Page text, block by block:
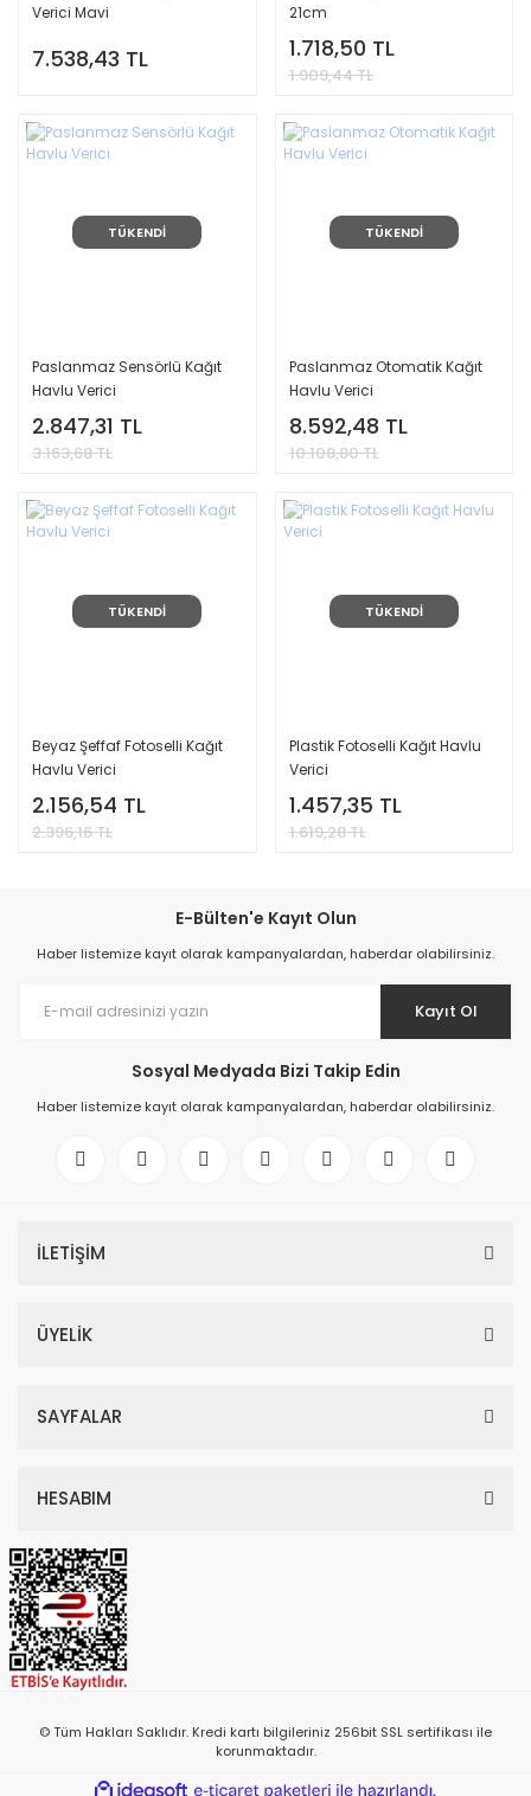
Verici Mavi
7.538,43 TL
21cm
1.718,50 TL
1.909,44 TL
TÜKENDİ
Paslanmaz Sensörlü Kağıt
Havlu Verici
2.847,31 TL
3.163,68 TL
TÜKENDİ
Paslanmaz Otomatik Kağıt
Havlu Verici
8.592,48 TL
10.108,80 TL
TÜKENDİ
Beyaz Şeffaf Fotoselli Kağıt
Havlu Verici
2.156,54 TL
2.396,16 TL
TÜKENDİ
Plastik Fotoselli Kağıt Havlu
Verici
1.457,35 TL
1.619,28 TL
E-Bülten'e Kayıt Olun
Haber listemize kayıt olarak kampanyalardan, haberdar olabilirsiniz.
Kayıt Ol
Sosyal Medyada Bizi Takip Edin
Haber listemize kayıt olarak kampanyalardan, haberdar olabilirsiniz.
İLETİŞİM
ÜYELİK
SAYFALAR
HESABIM
© Tüm Hakları Saklıdır. Kredi kartı bilgileriniz 256bit SSL sertifikası ile
korunmaktadır.
ideasoft e-